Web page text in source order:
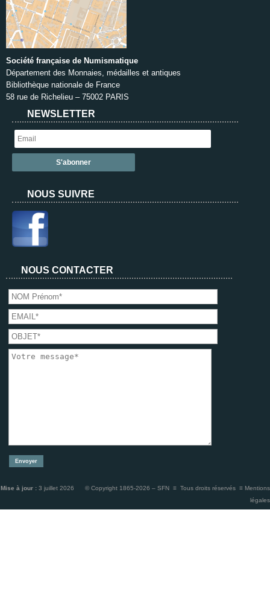
Société française de Numismatique
Département des Monnaies, médailles et antiques
Bibliothèque nationale de France
58 rue de Richelieu – 75002 PARIS
NEWSLETTER
NOUS SUIVRE
NOUS CONTACTER
Mise à jour : 3 juillet 2026 © Copyright 1865-2026 – SFN ≡ Tous droits réservés ≡ Mentions
légales